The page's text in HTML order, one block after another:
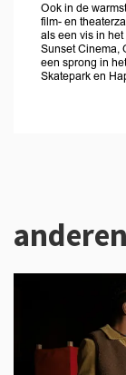
Ook in de
film- en
als een vis in
Sunset Cinema,
een sprong in
Skatepark en